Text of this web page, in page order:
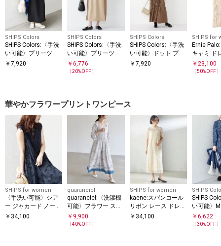
SHIPS Colors
SHIPS Colors:〈手洗
い可能〉プリーツ デ
ザイン ロングスリー
￥ 7,920
SHIPS Colors
SHIPS Colors:〈手洗
い可能〉プリーツ コ
ンビ ジャンパー ワン
ピース
￥6,776
〔20%OFF〕
SHIPS Colors
SHIPS Colors:〈手洗
い可能〉ドット プリ
ント プリーツ シャツ
￥ 7,920
SHIPS for
Ernie
キャミ ド
￥23,100
〔50%OFF〕
華やかフラワープリントワンピース
SHIPS for women
〈手洗い可能〉シア
ー ジャカード ノース
リーブ ワンピース
￥ 34,100
quaranciel
quaranciel:〈洗濯機
可能〉フラワー スカ
ーフ プリント Vネッ
ク フレア ワンピース
￥ 9,900
〔40%OFF〕
SHIPS for women
kaene:スパンコール
リボン レース ドレス
（セレモニー対応
￥ 34,100
SHIPS
SHIPS
い可能〉
フラワー
ンピース
￥6,622
〔30%OFF〕